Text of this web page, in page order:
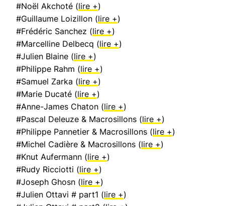
#Noël Akchoté (lire +)
#Guillaume Loizillon (lire +)
#Frédéric Sanchez (lire +)
#Marcelline Delbecq (lire +)
#Julien Blaine (lire +)
#Philippe Rahm (lire +)
#Samuel Zarka (lire +)
#Marie Ducaté (lire +)
#Anne-James Chaton (lire +)
#Pascal Deleuze & Macrosillons (lire +)
#Philippe Pannetier & Macrosillons (lire +)
#Michel Cadière & Macrosillons (lire +)
#Knut Aufermann (lire +)
#Rudy Ricciotti (lire +)
#Joseph Ghosn (lire +)
#Julien Ottavi # part1 (lire +)